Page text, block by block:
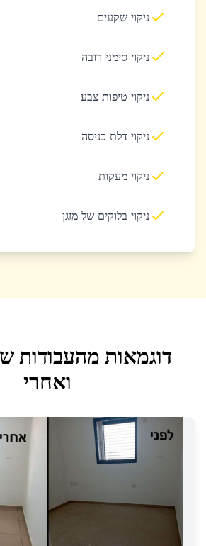
ניקוי שקעים
ניקוי סימני רובה
ניקוי טיפות צבע
ניקוי דלת כניסה
ניקוי מעקות
ניקוי בלוקים של מזגן
דוגמאות מהעבודות
ואחרי